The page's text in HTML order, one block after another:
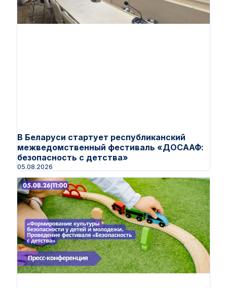
В Беларуси стартует республиканский
межведомственный фестиваль «ДОСААФ:
безопасность с детства»
05.08.2026